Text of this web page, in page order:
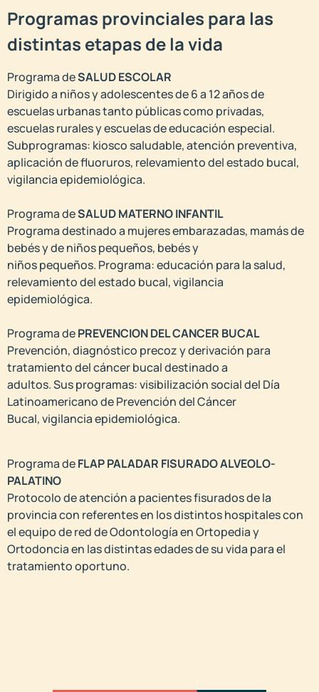
Programas provinciales para las
distintas etapas de la vida
Programa deSALUD ESCOLAR
Dirigido a niños y adolescentes de 6 a 12 años de
escuelas urbanas tanto públicas como privadas,
escuelas rurales y escuelas de educación especial.
Subprogramas: kiosco saludable, atención preventiva,
aplicación de fluoruros, relevamiento del estado bucal,
vigilancia epidemiológica.
Programa deSALUD MATERNO INFANTIL
Programa destinado a mujeres embarazadas, mamás de
bebés y de niños pequeños, bebés y
niños pequeños. Programa: educación para la salud,
relevamiento del estado bucal, vigilancia
epidemiológica.
Programa dePREVENCION DEL CANCER BUCAL
Prevención, diagnóstico precoz y derivación para
tratamiento del cáncer bucal destinado a
adultos. Sus programas: visibilización social del Día
Latinoamericano de Prevención del Cáncer
Bucal, vigilancia epidemiológica.
Programa deFLAP PALADAR FISURADO ALVEOLO-
PALATINO
Protocolo de atención a pacientes fisurados de la
provincia con referentes en los distintos hospitales con
el equipo de red de Odontología en Ortopedia y
Ortodoncia en las distintas edades de su vida para el
tratamiento oportuno.